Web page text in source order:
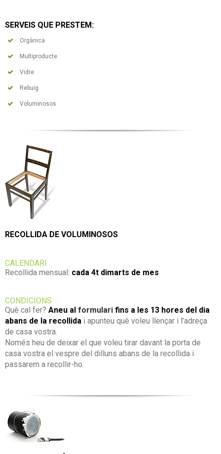
SERVEIS QUE PRESTEM:
Orgànica
Multiproducte
Vidre
Rebuig
Voluminosos
RECOLLIDA DE VOLUMINOSOS
CALENDARI
Recollida mensual: cada 4t dimarts de mes
CONDICIONS
Què cal fer? Aneu al formulari fins a les 13 hores del dia
abans de la recollida i apunteu què voleu llençar i l’adreça
de casa vostra.
Només heu de deixar el que voleu tirar davant la porta de
casa vostra el vespre del dilluns abans de la recollida i
passarem a recollir-ho.